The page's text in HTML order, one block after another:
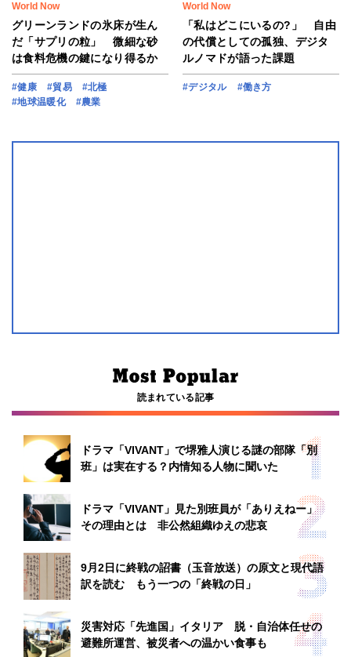
World Now
グリーンランドの氷床が生ん
だ「サプリの粒」 微細な砂
は食料危機の鍵になり得るか
#健康 #貿易
#北極
#地球温暖化
#農業
World Now
「私はどこにいるの?」 自由
の代償としての孤独、デジタ
ルノマドが語った課題
#デジタル #働き方
読まれている記事
ドラマ「VIVANT」で堺雅人演じる謎の部隊「別
班」は実在する？内情知る人物に聞いた
ドラマ「VIVANT」見た別班員が「ありえねー」
その理由とは 非公然組織ゆえの悲哀
9月2日に終戦の詔書（玉音放送）の原文と現代語
訳を読む もう一つの「終戦の日」
災害対応「先進国」イタリア 脱・自治体任せの
避難所運営、被災者への温かい食事も